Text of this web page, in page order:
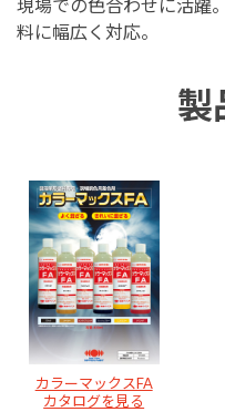
現場での色合わせに活躍
料に幅広く対応。
製
カラーマックスFA
カタログを見る